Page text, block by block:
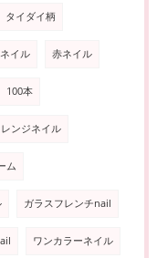
タイダイ柄
イル 赤ネイル
100本
ンジネイル
ム
ガラスフレンチnail
ワンカラーネイル